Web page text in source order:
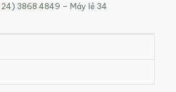
3868 4849 – Máy lẻ 34